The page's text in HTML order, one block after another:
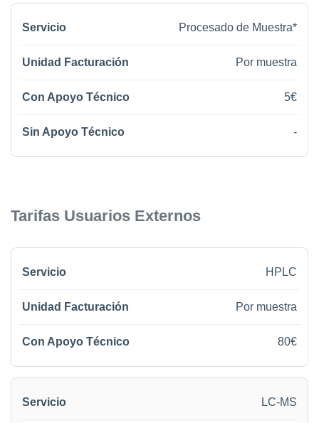
Procesado de Muestra*
Por muestra
5€
-
Tarifas Usuarios Externos
HPLC
Por muestra
80€
LC-MS